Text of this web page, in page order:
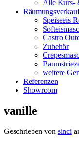
Alle Kurs-
Räumungsverkauf
Speiseeis
Gastro
Zubehör
weitere
Referenzen
Showroom
vanille
Geschrieben von sinci